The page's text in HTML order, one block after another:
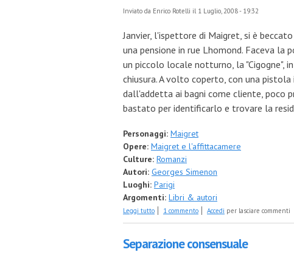
Inviato da Enrico Rotelli il 1 Luglio, 2008 - 19:32
Janvier, l'ispettore di Maigret, si è
una pensione in rue Lhomond. Faceva la
un piccolo locale notturno, la "Cigogne",
chiusura. A volto coperto, con una
dall'addetta ai bagni come cliente, poco
bastato per identificarlo e trovare la
Personaggi: Maigret
Opere: Maigret e l'affittacamere
Culture: Romanzi
Autori: Georges Simenon
Luoghi: Parigi
Argomenti: Libri & autori
Leggi tutto su Maigret, l'affittacamere e la vita intima dell'aria
1 commento Accedi per lasciare commenti
Separazione consensuale